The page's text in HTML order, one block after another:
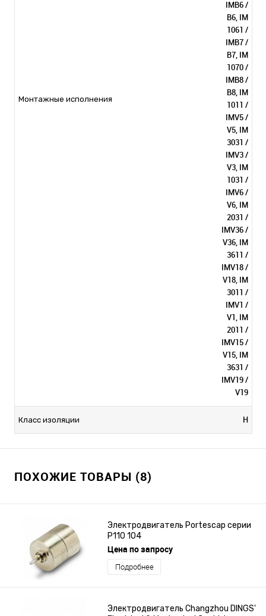
Монтажные исполнения
IMB6 /
B6, IM
1061 /
IMB7 /
B7, IM
1070 /
IMB8 /
B8, IM
1011 /
IMV5 /
V5, IM
3031 /
IMV3 /
V3, IM
1031 /
IMV6 /
V6, IM
2031 /
IMV36 /
V36, IM
3611 /
IMV18 /
V18, IM
3011 /
IMV1 /
V1, IM
2011 /
IMV15 /
V15, IM
3631 /
IMV19 /
V19
Класс изоляции H
ПОХОЖИЕ ТОВАРЫ (8)
Электродвигатель Portescap серии
P110 104
Цена по запросу
Подробнее
Электродвигатель Changzhou DINGS'